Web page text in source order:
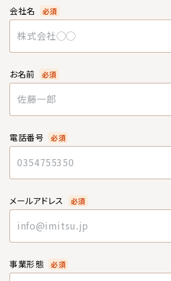
会社名 必須
お名前 必須
電話番号 必須
メールアドレス 必須
事業形態 必須